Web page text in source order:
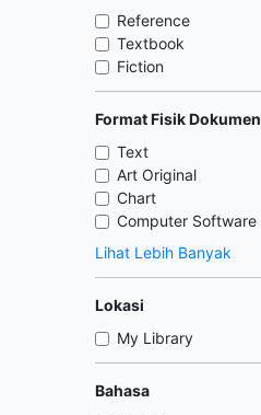
Reference
Textbook
Fiction
Format Fisik Dokumen
Text
Art Original
Chart
Computer Software
Lihat Lebih Banyak
Lokasi
My Library
Bahasa